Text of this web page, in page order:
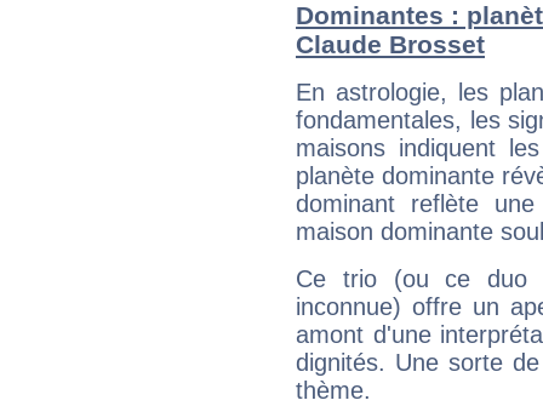
Dominantes :
Claude Brosset
En astrologie, les
fondamentales, les
maisons indiquent
planète dominante
dominant reflète
maison dominante
Ce trio (ou ce duo
inconnue) offre un
amont d'une
dignités. Une sorte
thème.